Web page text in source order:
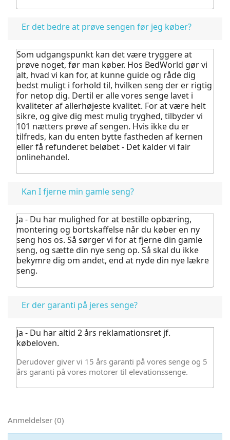
Er det bedre at prøve sengen før jeg køber?
Som udgangspunkt kan det være tryggere at
prøve noget, før man køber. Hos BedWorld gør vi
alt, hvad vi kan for, at kunne guide og råde dig
bedst muligt i forhold til, hvilken seng der er rigtig
for netop dig. Dertil er alle vores senge lavet i
kvaliteter af allerhøjeste kvalitet. For at være helt
sikre, og give dig mest mulig tryghed, tilbyder vi
101 nætters prøve af sengen. Hvis ikke du er
tilfreds, kan du enten bytte fastheden af kernen
eller få refunderet beløbet - Det kalder vi fair
onlinehandel.
Kan I fjerne min gamle seng?
Ja - Du har mulighed for at bestille opbæring,
montering og bortskaffelse når du køber en ny
seng hos os. Så sørger vi for at fjerne din gamle
seng, og sætte din nye seng op. Så skal du ikke
bekymre dig om andet, end at nyde din nye lækre
seng.
Er der garanti på jeres senge?
Ja - Du har altid 2 års reklamationsret jf.
købeloven.
Derudover giver vi 15 års garanti på vores senge og 5
års garanti på vores motorer til elevationssenge.
Anmeldelser (0)